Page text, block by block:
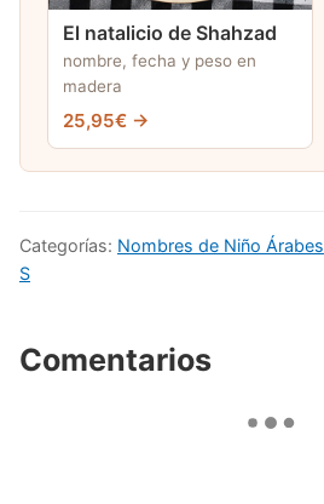
El natalicio de Shahzad
nombre, fecha y peso en
madera
25,95€ →
Categorías: Nombres de Niño Árabes
S
Comentarios